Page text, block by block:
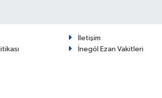
İletişim
İnegöl Ezan Vakitleri